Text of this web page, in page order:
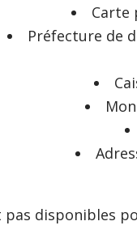
Carte
Préfecture de
disponibles